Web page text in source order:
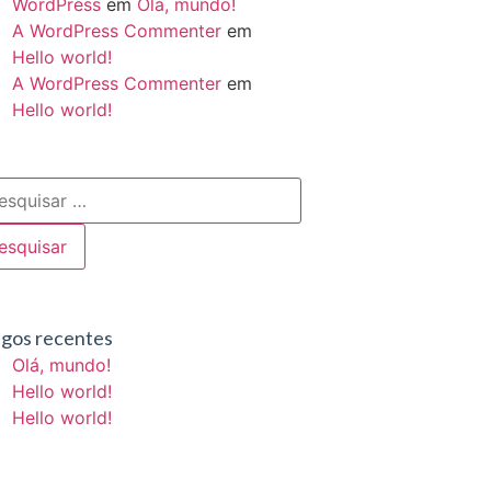
WordPress em Olá, mundo!
A WordPress Commenter em
Hello world!
A WordPress Commenter em
Hello world!
recentes
Olá, mundo!
Hello world!
Hello world!